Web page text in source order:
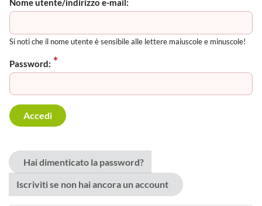
Nome utente/indirizzo e-mail:
Si noti che il nome utente è sensibile alle lettere maiuscole e minuscole!
Password:
Hai dimenticato la password?
Iscriviti se non hai ancora un account